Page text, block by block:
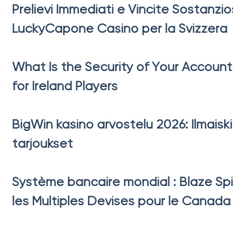
Prelievi Immediati e Vincite
LuckyCapone Casino per la Svizzera
What Is the Security of Your
for Ireland Players
BigWin kasino arvostelu 2026:
tarjoukset
Système bancaire mondial : Blaze
les Multiples Devises pour le Canada